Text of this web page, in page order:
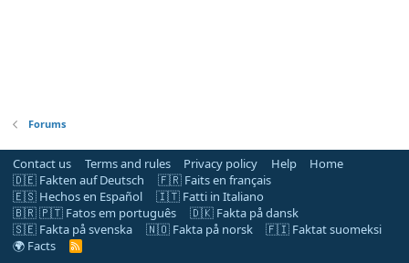
Forums
Contact us Terms and rules Privacy policy Help
Home
🇩🇪 Fakten auf Deutsch
🇫🇷 Faits en français
🇪🇸 Hechos en Español
🇮🇹 Fatti in Italiano
🇧🇷 🇵🇹 Fatos em português
🇩🇰 Fakta på dansk
🇸🇪 Fakta på svenska
🇳🇴 Fakta på norsk
🇫🇮 Faktat suomeksi
🌍 Facts
R